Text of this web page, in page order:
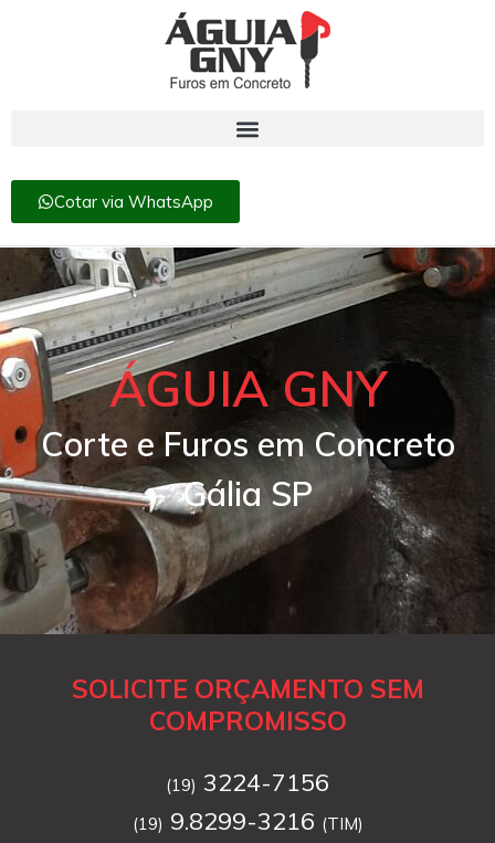
Cotar via WhatsApp
ÁGUIA GNY
Corte e Furos em Concreto
Gália SP
SOLICITE ORÇAMENTO SEM
COMPROMISSO
(19) 3224-7156
(19) 9.8299-3216 (TIM)